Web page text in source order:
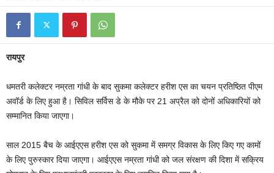
रायपुर
धमतरी कलेक्टर नम्रता गांधी के बाद सुकमा कलेक्टर हरीश एस का चयन प्रतिष्ठित पीएम
अवॉर्ड के लिए हुआ है। सिविल सर्विस डे के मौके पर 21 अप्रैल को दोनों अधिकारियों को
सम्मानित किया जाएगा।
साल 2015 बैच के आईएएस हरीश एस को सुकमा में समग्र विकास के लिए किए गए कामों
के लिए पुरुस्कार दिया जाएगा। आईएएस नम्रता गांधी को जल संरक्षण की दिशा में सक्रिय